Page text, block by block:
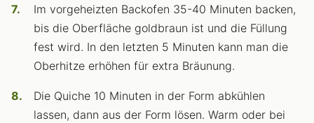
Im vorgeheizten Backofen 35-40 Minuten backen,
bis die Oberfläche goldbraun ist und die Füllung
fest wird. In den letzten 5 Minuten kann man die
Oberhitze erhöhen für extra Bräunung.
Die Quiche 10 Minuten in der Form abkühlen
lassen, dann aus der Form lösen. Warm oder bei